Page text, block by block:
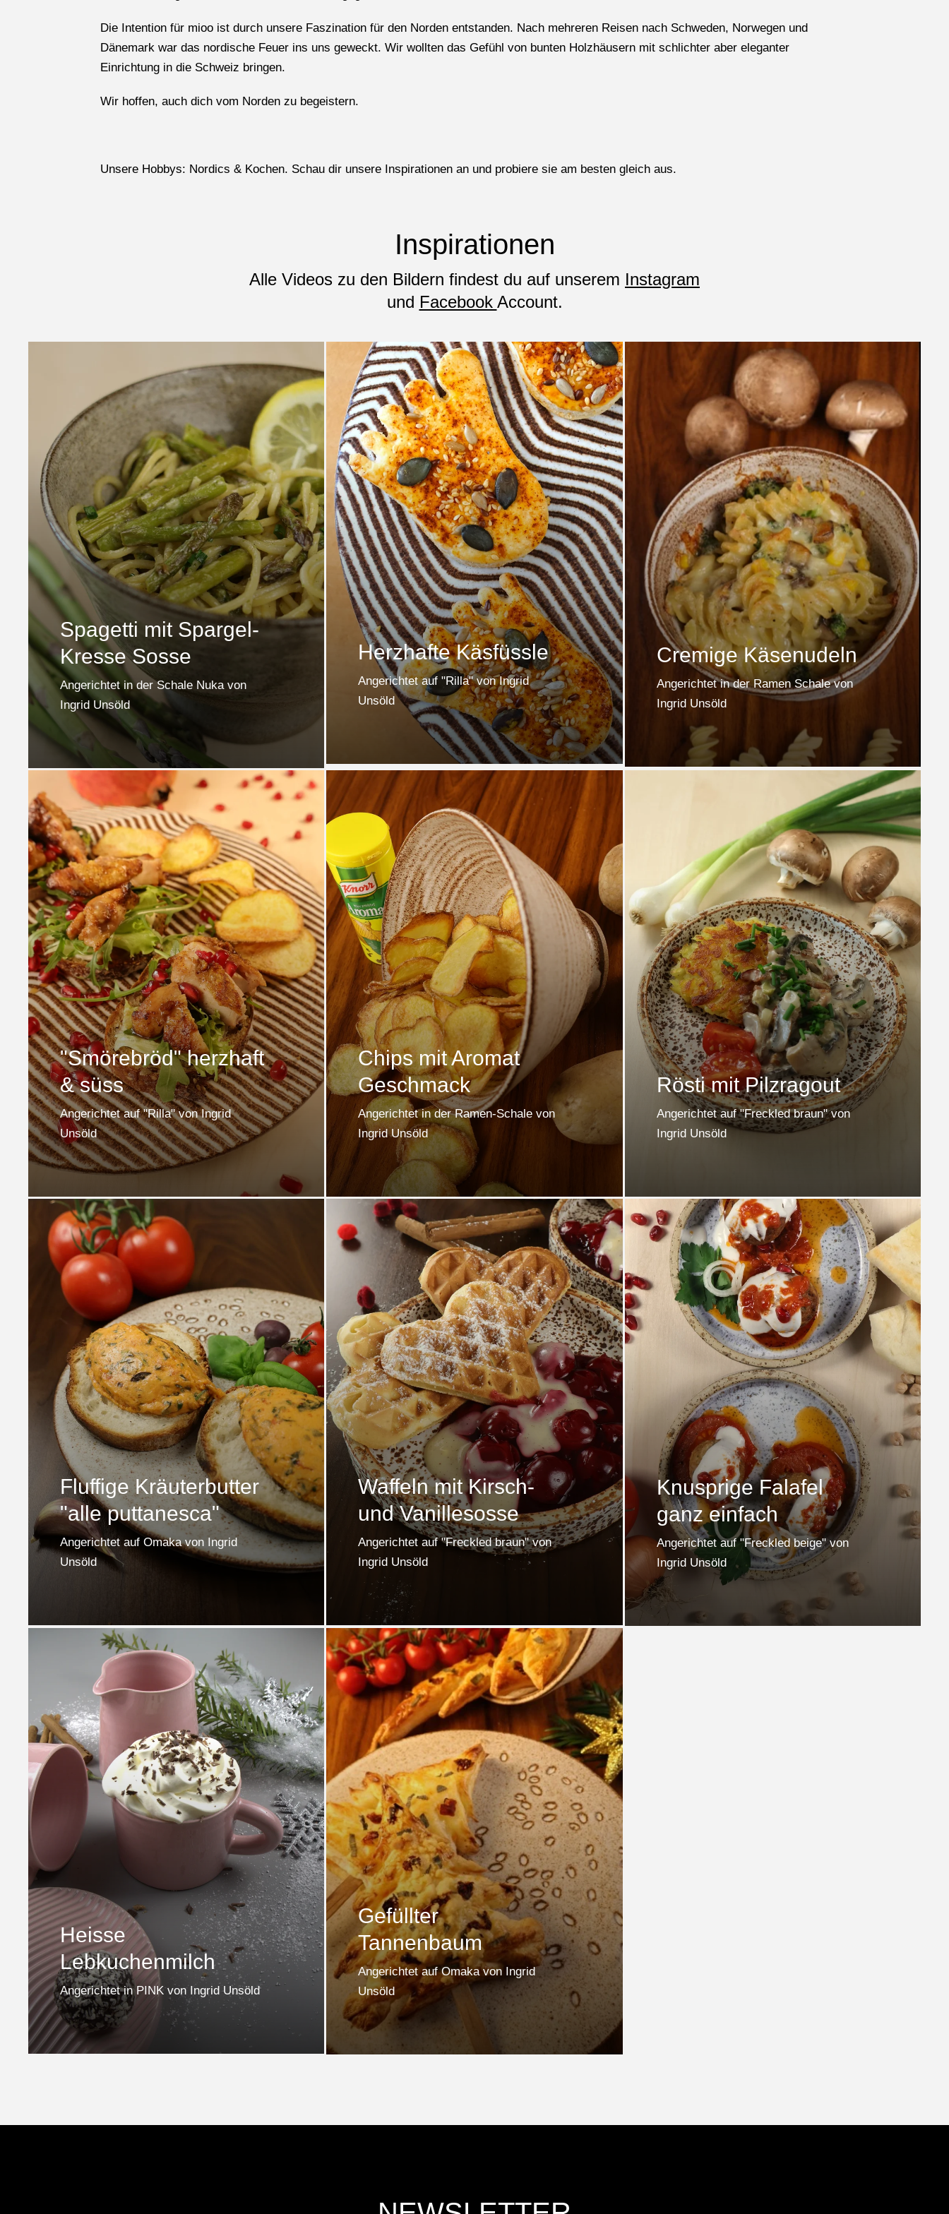
Die Intention für mioo ist durch unsere Faszination für den Norden entstanden. Nach mehreren Reisen nach Schweden, Norwegen und
Dänemark war das nordische Feuer ins uns geweckt. Wir wollten das Gefühl von bunten Holzhäusern mit schlichter aber eleganter
Einrichtung in die Schweiz bringen.
Wir hoffen, auch dich vom Norden zu begeistern.
Unsere Hobbys: Nordics & Kochen. Schau dir unsere Inspirationen an und probiere sie am besten gleich aus.
Inspirationen
Alle Videos zu den Bildern findest du auf unserem Instagram
und Facebook Account.
Spagetti mit Spargel-
Kresse Sosse
Angerichtet in der Schale Nuka von
Ingrid Unsöld
Herzhafte Käsfüssle
Angerichtet auf "Rilla" von Ingrid
Unsöld
Cremige Käsenudeln
Angerichtet in der Ramen Schale von
Ingrid Unsöld
"Smörebröd" herzhaft
& süss
Angerichtet auf "Rilla" von Ingrid
Unsöld
Chips mit Aromat
Geschmack
Angerichtet in der Ramen-Schale von
Ingrid Unsöld
Rösti mit Pilzragout
Angerichtet auf "Freckled braun" von
Ingrid Unsöld
Fluffige Kräuterbutter
"alle puttanesca"
Angerichtet auf Omaka von Ingrid
Unsöld
Waffeln mit Kirsch-
und Vanillesosse
Angerichtet auf "Freckled braun" von
Ingrid Unsöld
Knusprige Falafel
ganz einfach
Angerichtet auf "Freckled beige" von
Ingrid Unsöld
Heisse
Lebkuchenmilch
Angerichtet in PINK von Ingrid Unsöld
Gefüllter
Tannenbaum
Angerichtet auf Omaka von Ingrid
Unsöld